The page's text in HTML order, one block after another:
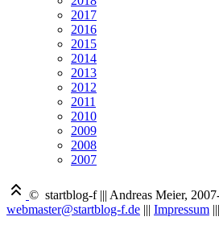
2017
2016
2015
2014
2013
2012
2011
2010
2009
2008
2007
© startblog-f ||| Andreas Meier,
webmaster@startblog-f.de ||| Impressum |||